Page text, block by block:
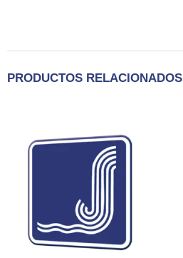
PRODUCTOS RELACIONADOS